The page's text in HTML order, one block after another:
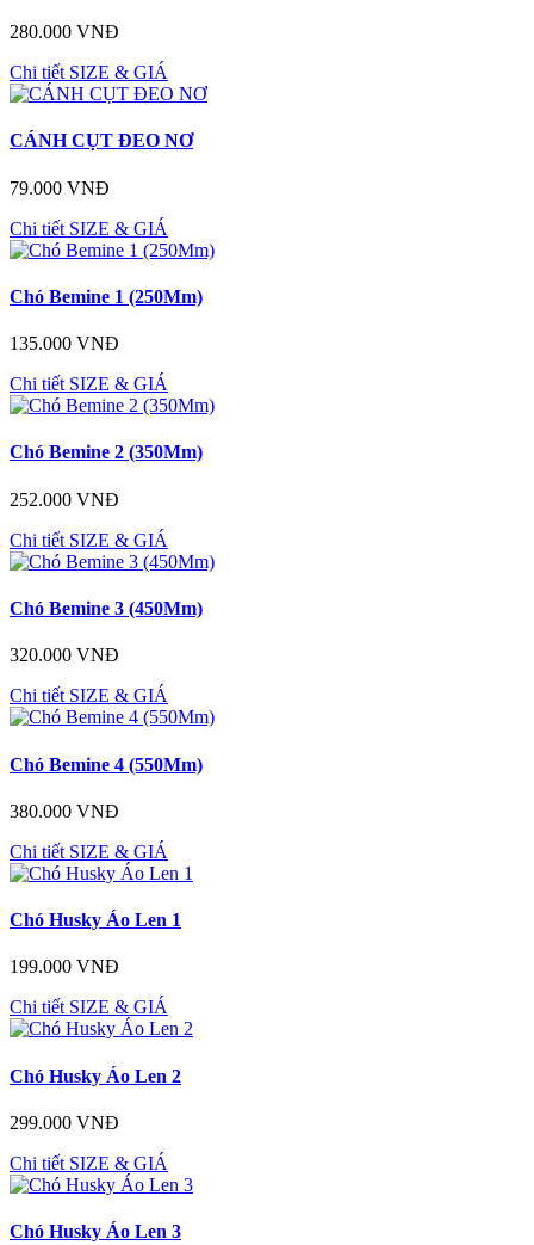
280.000 VNĐ
Chi tiết SIZE & GIÁ
CÁNH CỤT ĐEO NƠ
79.000 VNĐ
Chi tiết SIZE & GIÁ
Chó Bemine 1 (250Mm)
135.000 VNĐ
Chi tiết SIZE & GIÁ
Chó Bemine 2 (350Mm)
252.000 VNĐ
Chi tiết SIZE & GIÁ
Chó Bemine 3 (450Mm)
320.000 VNĐ
Chi tiết SIZE & GIÁ
Chó Bemine 4 (550Mm)
380.000 VNĐ
Chi tiết SIZE & GIÁ
Chó Husky Áo Len 1
199.000 VNĐ
Chi tiết SIZE & GIÁ
Chó Husky Áo Len 2
299.000 VNĐ
Chi tiết SIZE & GIÁ
Chó Husky Áo Len 3